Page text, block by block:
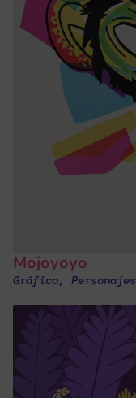
Mojoyoyo
Gráfico, Personajes